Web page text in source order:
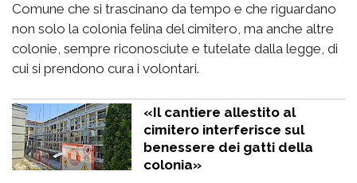
Comune che si trascinano da tempo e che riguardano
non solo la colonia felina del cimitero, ma anche altre
colonie, sempre riconosciute e tutelate dalla legge, di
cui si prendono cura i volontari.
«Il cantiere allestito al
cimitero interferisce sul
benessere dei gatti della
colonia»